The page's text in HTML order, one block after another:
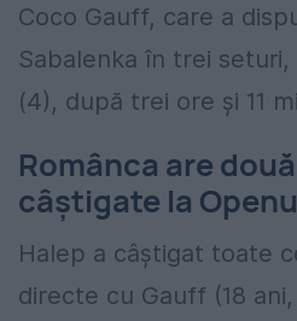
Coco Gauff, care a
Sabalenka în trei
(4), după trei ore şi 11
Românca are
câștigate la
Halep a câştigat toate
directe cu Gauff (18 ani,